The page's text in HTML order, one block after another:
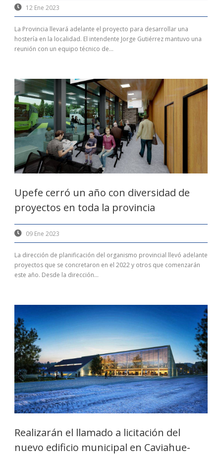
12 Ene 2023
La Provincia llevará adelante el proyecto para desarrollar una
hostería en la localidad. El intendente Jorge Gutiérrez mantuvo una
reunión con un equipo técnico de...
Upefe cerró un año con diversidad de
proyectos en toda la provincia
09 Ene 2023
La dirección de planificación del organismo provincial llevó adelante
proyectos que se concretaron en el 2022 y otros que comenzarán
este año. Desde la dirección...
Realizarán el llamado a licitación del
nuevo edificio municipal en Caviahue-